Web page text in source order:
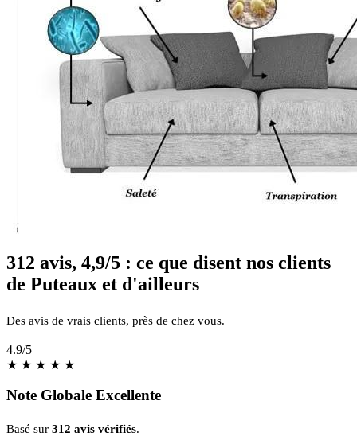
312 avis, 4,9/5 : ce que disent nos clients
de Puteaux et d'ailleurs
Des avis de vrais clients, près de chez vous.
4.9/5
★ ★ ★ ★ ★
Note Globale Excellente
Basé sur 312 avis vérifiés.